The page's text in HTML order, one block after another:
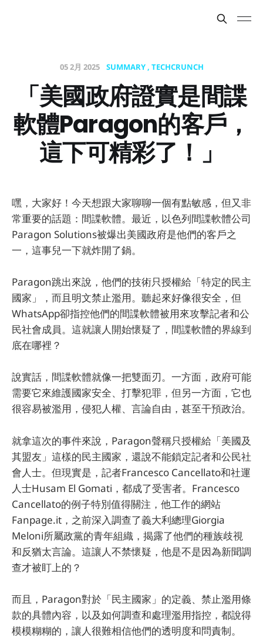
05 2月 2025 SUMMARY TECHCRUNCH
「美國政府證實是間諜
軟體Paragon的客戶，
這下可精彩了！」
嘿，大家好！今天想跟大家聊聊一個有點敏感，但又非
常重要的話題：間諜軟體。最近，以色列間諜軟體公司
Paragon Solutions被爆出美國政府是他們的客戶之
一，這事兒一下就炸開了鍋。
Paragon跳出來說，他們的技術只授權給「特定的民主
國家」，而且明文禁止濫用。聽起來好像很安全，但
WhatsApp卻指控他們的間諜軟體被用來攻擊記者和公
民社會成員。這就讓人開始懷疑了，間諜軟體的界線到
底在哪裡？
說實話，間諜軟體就像一把雙面刃。一方面，政府可能
需要它來維護國家安全、打擊犯罪，但另一方面，它也
很容易被濫用，侵犯人權、言論自由，甚至干預政治。
就拿這次的事件來說，Paragon聲稱只授權給「美國及
其盟友」這樣的民主國家，還說不能鎖定記者和公民社
會人士。但現實是，記者Francesco Cancellato和社運
人士Husam El Gomati，都成了受害者。Francesco
Cancellato的例子特別值得關注，他工作的網站
Fanpage.it，之前深入調查了義大利總理Giorgia
Meloni所屬政黨的青年組織，揭露了他們的種族歧視
和反猶太言論。這讓人不禁懷疑，他是不是因為新聞調
查才被盯上的？
而且，Paragon對於「民主國家」的定義、禁止濫用條
款的具體內容，以及如何調查和處理濫用指控，都說得
模模糊糊的，讓人很難相信他們的透明度和問責制。